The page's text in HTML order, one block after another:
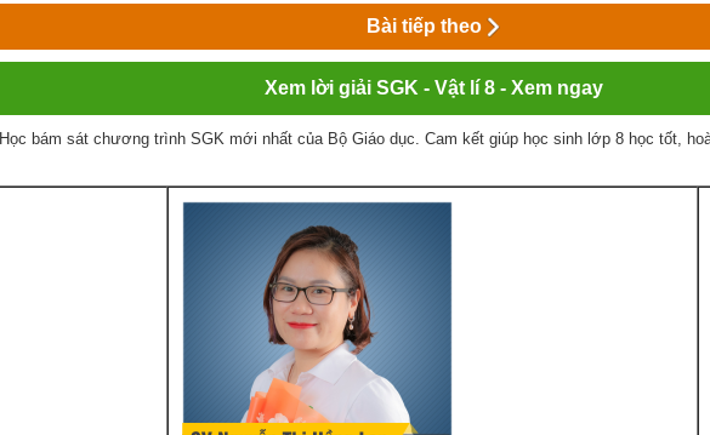
Bài tiếp theo
Xem lời giải SGK - Vật lí 8 - Xem ngay
Học bám sát chương trình SGK mới nhất của Bộ Giáo dục. Cam kết giúp học sinh lớp 8 học tốt,